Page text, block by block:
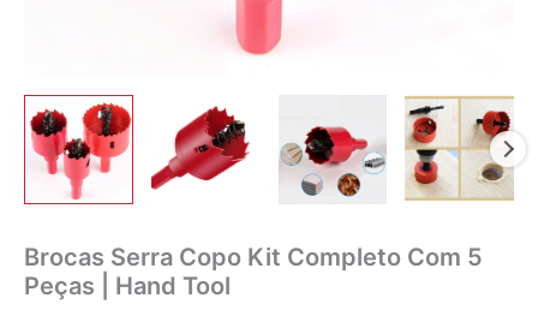
Brocas Serra Copo Kit Completo Com 5
Peças | Hand Tool